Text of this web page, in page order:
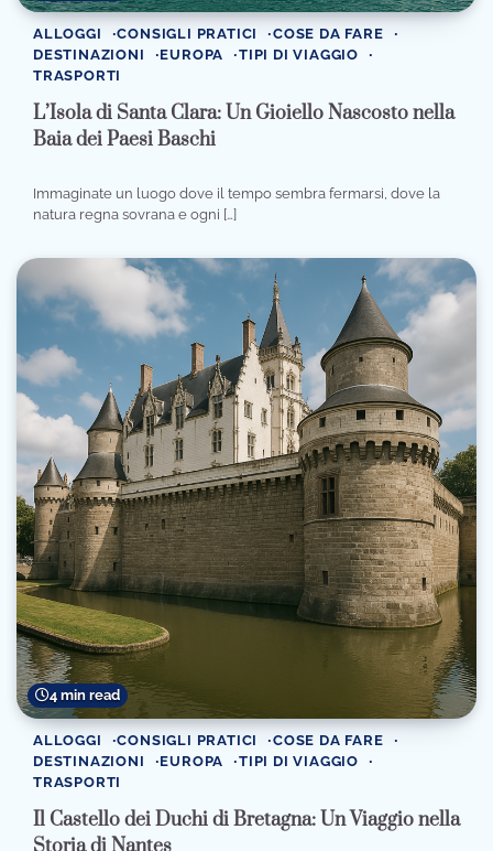
ALLOGGI CONSIGLI PRATICI
COSE DA FARE
DESTINAZIONI
EUROPA
TIPI DI VIAGGIO
TRASPORTI
L’Isola di Santa Clara: Un Gioiello Nascosto nella
Baia dei Paesi Baschi
Immaginate un luogo dove il tempo sembra fermarsi, dove la
natura regna sovrana e ogni […]
4 min read
ALLOGGI CONSIGLI PRATICI
COSE DA FARE
DESTINAZIONI
EUROPA
TIPI DI VIAGGIO
TRASPORTI
Il Castello dei Duchi di Bretagna: Un Viaggio nella